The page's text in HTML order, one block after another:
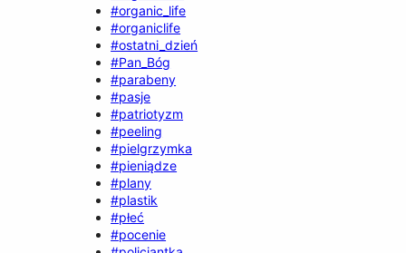
#organic_life
#organiclife
#ostatni_dzień
#Pan_Bóg
#parabeny
#pasje
#patriotyzm
#peeling
#pielgrzymka
#pieniądze
#plany
#plastik
#płeć
#pocenie